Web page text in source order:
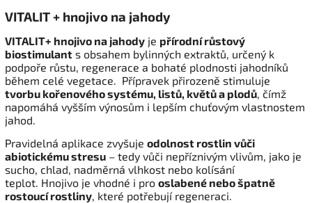
VITALIT + hnojivo na jahody
VITALIT+ hnojivo na jahody je přírodní růstový
biostimulant s obsahem bylinných extraktů, určený k
podpoře růstu, regenerace a bohaté plodnosti jahodníků
během celé vegetace. Přípravek přirozeně stimuluje
tvorbu kořenového systému, listů, květů a plodů, čímž
napomáhá vyšším výnosům i lepším chuťovým vlastnostem
jahod.
Pravidelná aplikace zvyšuje odolnost rostlin vůči
abiotickému stresu – tedy vůči nepříznivým vlivům, jako je
sucho, chlad, nadměrná vlhkost nebo kolísání
teplot. Hnojivo je vhodné i pro oslabené nebo špatně
rostoucí rostliny, které potřebují regeneraci.